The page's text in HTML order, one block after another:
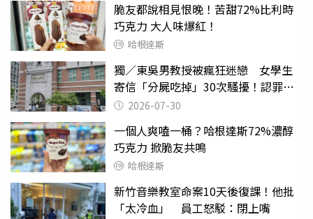
脆友都說相見恨晚！苦甜72%比利時
巧克力 大人味爆紅！
哈根達斯
獨／東吳男教授被瘋狂迷戀 女學生
寄信「分屍吃掉」30次騷擾！認罪免
關 2026-07-30
一個人爽嗑一桶？哈根達斯72%濃醇
巧克力 掀脆友共鳴
哈根達斯
新竹音樂教室命案10天後復課！他批
「太冷血」 員工怒駁：閉上嘴